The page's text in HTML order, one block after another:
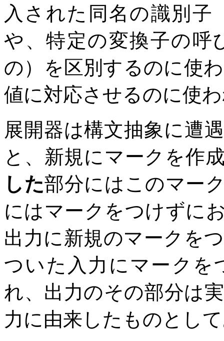
入された同名の識別
や、特定の変換子の呼
の）を区別するのに使
値に対応させるのに使
展開器は構文抽象に遭
と、新規にマークを作
した部分にはこのマー
にはマークをつけずに
出力に新規のマークを
ついた入力にマークを
れ、出力のその部分は
力に由来したものとし